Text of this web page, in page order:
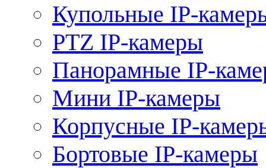
Купольные IP-
PTZ IP-камеры
Панорамные IP-
Мини IP-камеры
Корпусные IP-
Бортовые IP-камеры